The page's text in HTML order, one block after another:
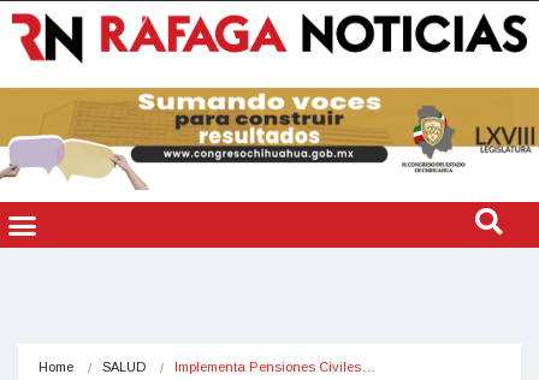
Home SALUD Implementa Pensiones Civiles…